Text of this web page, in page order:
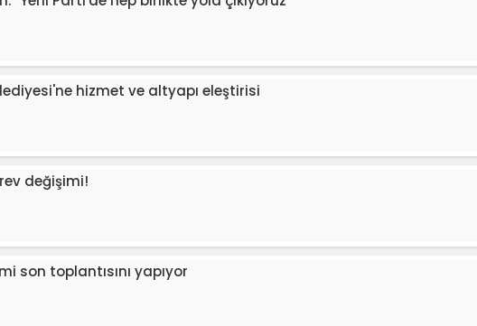
hizmet ve altyapı eleştirisi
değişimi!
son toplantısını yapıyor